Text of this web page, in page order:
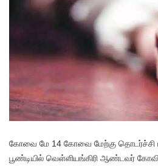
கோவை மே 14 கோவை மேற்கு தொடர்ச்சி
பூண்டியில் வெள்ளியங்கிரி ஆண்டவர்